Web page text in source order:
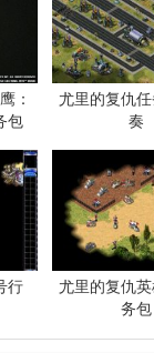
：
包
尤里的复仇
奏
行
尤里的复仇
务包